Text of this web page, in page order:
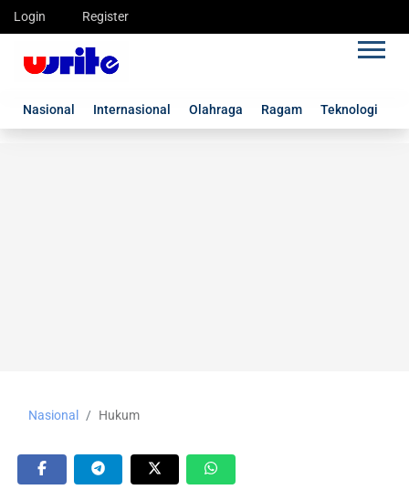
Login Register
Nasional Internasional Olahraga Ragam Teknologi
Nasional Hukum